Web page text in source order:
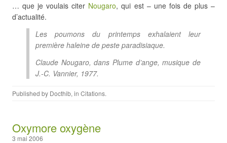
… que je voulais citer Nougaro, qui est – une fois de plus –
d’actualité.
Les poumons du printemps exhalaient leur
première haleine de peste paradisiaque.
Claude Nougaro, dans Plume d’ange, musique de
J.-C. Vannier, 1977.
Published by Docthib, in Citations.
Oxymore oxygène
3 mai 2006